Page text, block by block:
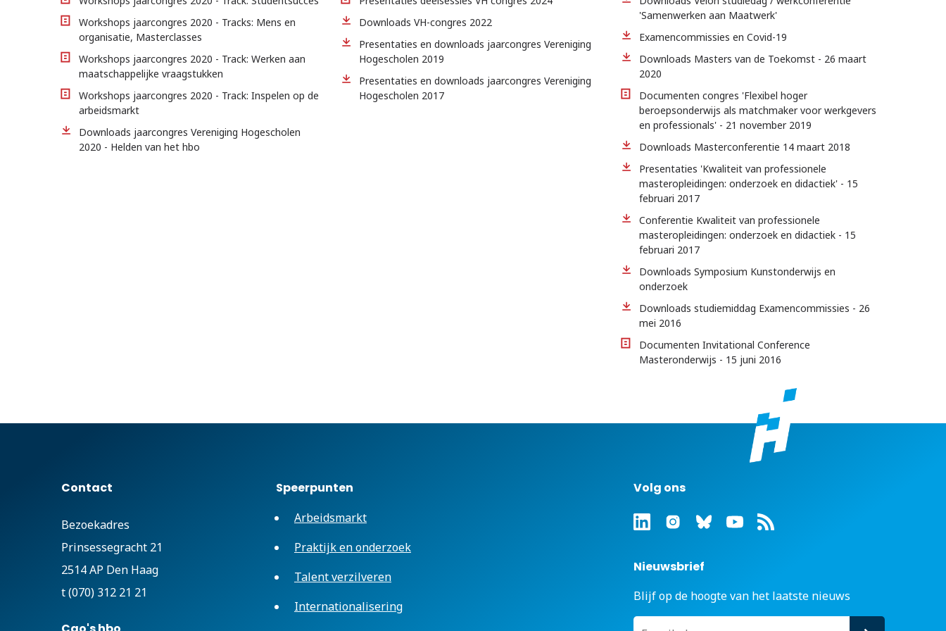
Workshops jaarcongres 2020 - Tracks: Mens en
organisatie, Masterclasses
Workshops jaarcongres 2020 - Track: Werken aan
maatschappelijke vraagstukken
Workshops jaarcongres 2020 - Track: Inspelen op de
arbeidsmarkt
Downloads jaarcongres Vereniging Hogescholen
2020 - Helden van het hbo
Downloads VH-congres 2022
Presentaties en downloads jaarcongres Vereniging
Hogescholen 2019
Presentaties en downloads jaarcongres Vereniging
Hogescholen 2017
'Samenwerken aan Maatwerk'
Examencommissies en Covid-19
Downloads Masters van de Toekomst - 26 maart
2020
Documenten congres 'Flexibel hoger
beroepsonderwijs als matchmaker voor werkgevers
en professionals' - 21 november 2019
Downloads Masterconferentie 14 maart 2018
Presentaties 'Kwaliteit van professionele
masteropleidingen: onderzoek en didactiek' - 15
februari 2017
Conferentie Kwaliteit van professionele
masteropleidingen: onderzoek en didactiek - 15
februari 2017
Downloads Symposium Kunstonderwijs en
onderzoek
Downloads studiemiddag Examencommissies - 26
mei 2016
Documenten Invitational Conference
Masteronderwijs - 15 juni 2016
Contact
Bezoekadres
Prinsessegracht 21
2514 AP Den Haag
t (070) 312 21 21
Speerpunten
Arbeidsmarkt
Praktijk en onderzoek
Talent verzilveren
Internationalisering
Volg ons
Nieuwsbrief
Blijf op de hoogte van het laatste nieuws